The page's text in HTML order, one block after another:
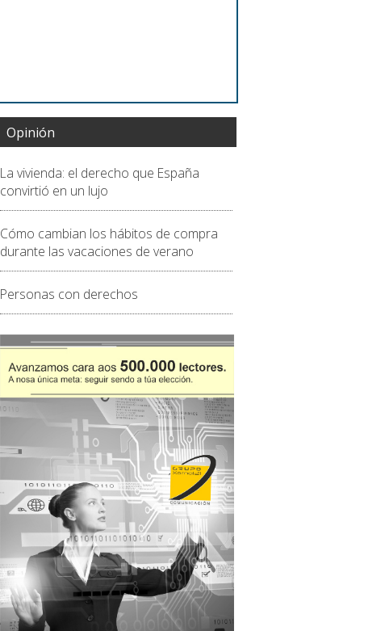
Opinión
La vivienda: el derecho que España
convirtió en un lujo
Cómo cambian los hábitos de compra
durante las vacaciones de verano
Personas con derechos